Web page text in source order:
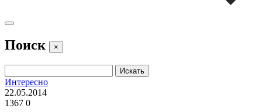
Поиск ×
Интересно
22.05.2014
1367 0